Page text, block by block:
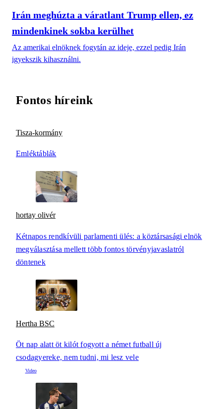
Irán meghúzta a váratlant Trump ellen, ez
mindenkinek sokba kerülhet
Az amerikai elnöknek fogytán az ideje, ezzel pedig Irán
igyekszik kihasználni.
Fontos híreink
Tisza-kormány
Emléktáblák
hortay olivér
Kétnapos rendkívüli parlamenti ülés: a köztársasági elnök
megválasztása mellett több fontos törvényjavaslatról
döntenek
Hertha BSC
Öt nap alatt öt kilót fogyott a német futball új
csodagyereke, nem tudni, mi lesz vele